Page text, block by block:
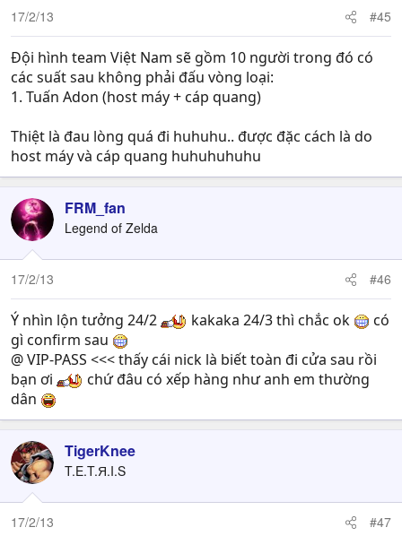
17/2/13 #45
Đội hình team Việt Nam sẽ gồm 10 người trong đó có
các suất sau không phải đấu vòng loại:
1. Tuấn Adon (host máy + cáp quang)
Thiệt là đau lòng quá đi huhuhu.. được đặc cách là do
host máy và cáp quang huhuhuhuhu
FRM_fan
Legend of Zelda
17/2/13 #46
Ý nhìn lộn tưởng 24/2 kakaka 24/3 thì chắc ok
có
gì confirm sau
@ VIP-PASS <<< thấy cái nick là biết toàn đi cửa sau rồi
bạn ơi
chứ đâu có xếp hàng như anh em thường
dân
TigerKnee
T.E.T.Я.I.S
17/2/13 #47